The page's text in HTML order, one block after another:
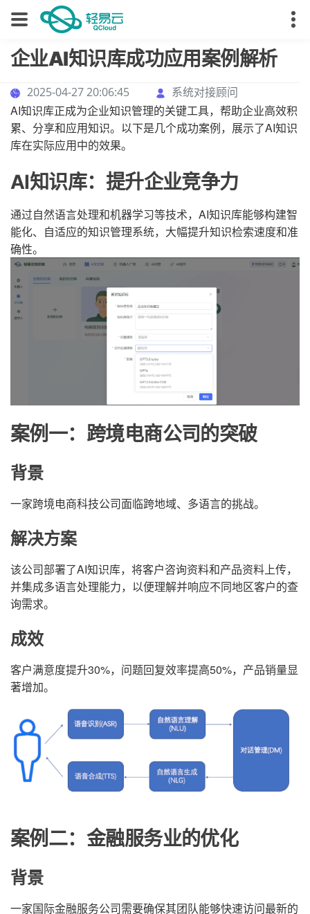
企业AI知识库成功应用案例解析
2025-04-27 20:06:45 系统对接顾问
AI知识库正成为企业知识管理的关键工具，帮助企业高效积
累、分享和应用知识。以下是几个成功案例，展示了AI知识
库在实际应用中的效果。
AI知识库：提升企业竞争力
通过自然语言处理和机器学习等技术，AI知识库能够构建智
能化、自适应的知识管理系统，大幅提升知识检索速度和准
确性。
案例一：跨境电商公司的突破
背景
一家跨境电商科技公司面临跨地域、多语言的挑战。
解决方案
该公司部署了AI知识库，将客户咨询资料和产品资料上传，
并集成多语言处理能力，以便理解并响应不同地区客户的查
询需求。
成效
客户满意度提升30%，问题回复效率提高50%，产品销量显
著增加。
案例二：金融服务业的优化
背景
一家国际金融服务公司需要确保其团队能够快速访问最新的